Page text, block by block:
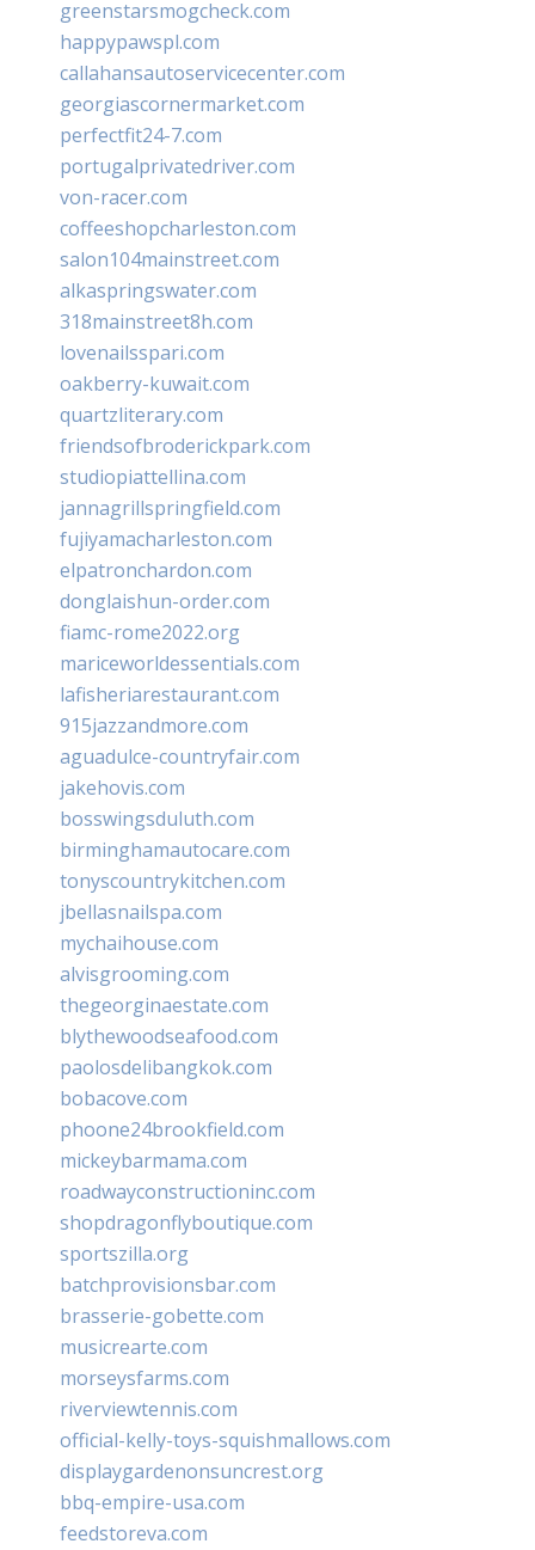
greenstarsmogcheck.com
happypawspl.com
callahansautoservicecenter.com
georgiascornermarket.com
perfectfit24-7.com
portugalprivatedriver.com
von-racer.com
coffeeshopcharleston.com
salon104mainstreet.com
alkaspringswater.com
318mainstreet8h.com
lovenailsspari.com
oakberry-kuwait.com
quartzliterary.com
friendsofbroderickpark.com
studiopiattellina.com
jannagrillspringfield.com
fujiyamacharleston.com
elpatronchardon.com
donglaishun-order.com
fiamc-rome2022.org
mariceworldessentials.com
lafisheriarestaurant.com
915jazzandmore.com
aguadulce-countryfair.com
jakehovis.com
bosswingsduluth.com
birminghamautocare.com
tonyscountrykitchen.com
jbellasnailspa.com
mychaihouse.com
alvisgrooming.com
thegeorginaestate.com
blythewoodseafood.com
paolosdelibangkok.com
bobacove.com
phoone24brookfield.com
mickeybarmama.com
roadwayconstructioninc.com
shopdragonflyboutique.com
sportszilla.org
batchprovisionsbar.com
brasserie-gobette.com
musicrearte.com
morseysfarms.com
riverviewtennis.com
official-kelly-toys-squishmallows.com
displaygardenonsuncrest.org
bbq-empire-usa.com
feedstoreva.com